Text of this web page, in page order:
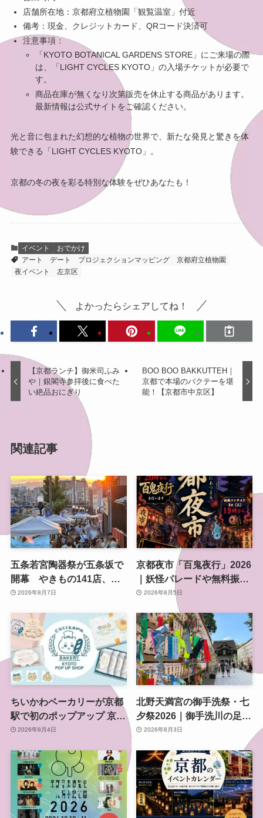
店舗所在地：京都府立植物園「観覧温室」付近
備考：現金、クレジットカード、QRコード決済可
注意事項：
「KYOTO BOTANICAL GARDENS STORE」にご来場の際
は、「LIGHT CYCLES KYOTO」の入場チケットが必要で
す。
商品在庫が無くなり次第販売を休止する商品があります。
最新情報は公式サイトをご確認ください。
光と音に包まれた幻想的な植物の世界で、新たな発見と驚きを体
験できる「LIGHT CYCLES KYOTO」。
京都の冬の夜を彩る特別な体験をぜひあなたも！
イベント
おでかけ
アート
デート プロジェクションマッピング
京都府立植物園
夜イベント
左京区
よかったらシェアしてね！
【京都ランチ】御米司ふみ
や｜銀閣寺参拝後に食べた
い絶品おにぎり
BOO BOO BAKKUTTEH｜
京都で本場のバクテーを堪
能！【京都市中京区】
関連記事
五条若宮陶器祭が五条坂で
開幕 やきもの141店、会
場は五条通の南側にも拡大
2026年8月7日
京都夜市「百鬼夜行」2026
｜妖怪パレードや無料振る
舞いを東本願寺前で開催
2026年8月5日
ちいかわベーカリーが京都
駅で初のポップアップ 京都
限定「ふわふわおたべキャ
2026年8月4日
北野天満宮の御手洗祭・七
夕祭2026｜御手洗川の足つ
け燈明神事で涼む夏の夜
2026年8月3日